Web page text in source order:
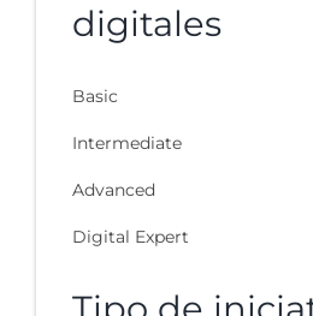
digitales
Basic
Intermediate
Advanced
Digital Expert